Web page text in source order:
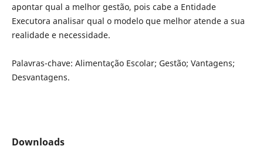
apontar qual a melhor gestão, pois cabe a Entidade
Executora analisar qual o modelo que melhor atende a sua
realidade e necessidade.
Palavras-chave: Alimentação Escolar; Gestão; Vantagens;
Desvantagens.
Downloads